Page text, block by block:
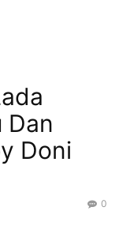
Dan
Doni
0